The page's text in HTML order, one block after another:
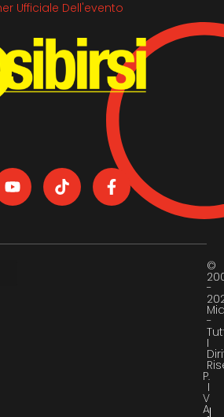
Ufficiale Dell'evento
©
-
-
I
P.
I
V
A